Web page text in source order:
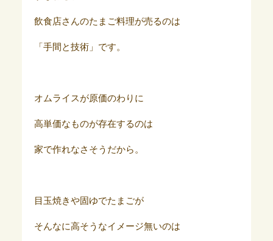
飲食店さんのたまご料理が売るのは
「手間と技術」です。
オムライスが原価のわりに
高単価なものが存在するのは
家で作れなさそうだから。
目玉焼きや固ゆでたまごが
そんなに高そうなイメージ無いのは